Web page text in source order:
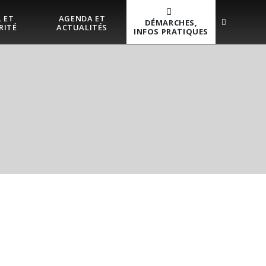
ET
AGENDA ET
ACTUALITÉS
DÉMARCHES,
INFOS PRATIQUES